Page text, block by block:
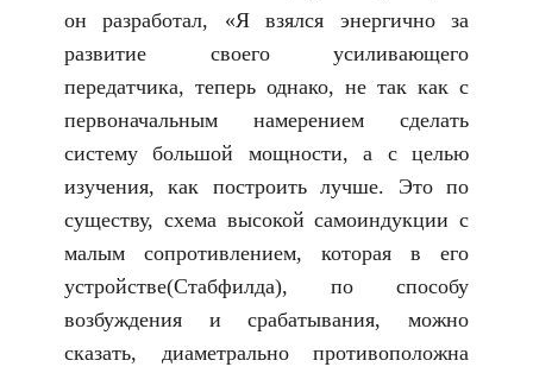
он разработал, «Я взялся энергично за
развитие своего усиливающего
передатчика, теперь однако, не так как с
первоначальным намерением сделать
систему большой мощности, а с целью
изучения, как построить лучше. Это по
существу, схема высокой самоиндукции с
малым сопротивлением, которая в его
устройстве(Стабфилда), по способу
возбуждения и срабатывания, можно
сказать, диаметрально противоположна